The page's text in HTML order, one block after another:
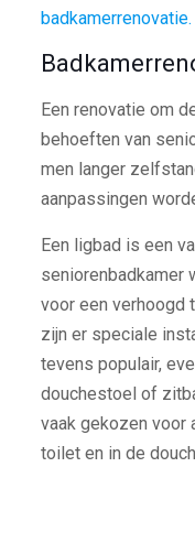
badkamerrenovatie.
Een renovatie om
behoeften van
men langer
aanpassingen
Een ligbad is een
seniorenbadkamer
voor een verhoogd
zijn er speciale
tevens populair,
douchestoel of
vaak gekozen
toilet en in de